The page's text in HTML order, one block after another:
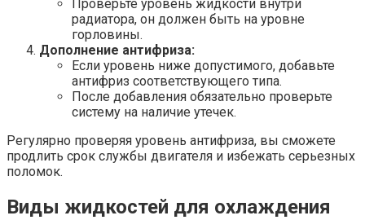
Проверьте уровень жидкости внутри
радиатора, он должен быть на уровне
горловины.
Дополнение антифриза:
Если уровень ниже допустимого, добавьте
антифриз соответствующего типа.
После добавления обязательно проверьте
систему на наличие утечек.
Регулярно проверяя уровень антифриза, вы сможете
продлить срок службы двигателя и избежать серьезных
поломок.
Виды жидкостей для охлаждения